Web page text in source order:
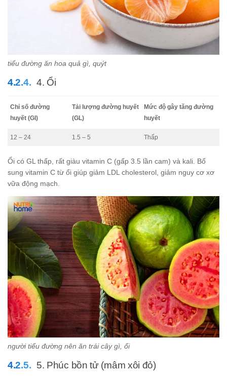
tiểu đường ăn hoa quả gì, quýt
4. Ổi
Chỉ số đường
huyết (GI)
Tải lượng đường huyết
(GL)
Mức độ gây tăng đường
huyết
12 – 24 1.5 – 5 Thấp
Ổi có GL thấp, rất giàu vitamin C (gấp 3.5 lần cam) và kali. Bổ
sung vitamin C từ ổi giúp giảm LDL cholesterol, giảm nguy cơ xơ
vữa động mạch.
người tiểu đường nên ăn trái cây gì, ổi
5. Phúc bồn tử (mâm xôi đỏ)